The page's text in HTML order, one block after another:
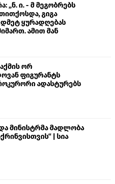
„ნ. ი. - მ მეგობრებს
გიგა
ყურადღებას
ამით მან
გიგა ავალიანს“
ორ
ფიგურანტს
ადასტურებს
მინისტრმა მადლობა
| სია